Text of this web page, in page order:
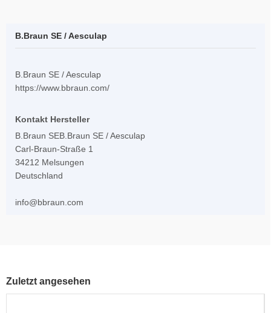
B.Braun SE / Aesculap
B.Braun SE / Aesculap
https://www.bbraun.com/
Kontakt Hersteller
B.Braun SEB.Braun SE / Aesculap
Carl-Braun-Straße 1
34212 Melsungen
Deutschland
info@bbraun.com
Zuletzt angesehen